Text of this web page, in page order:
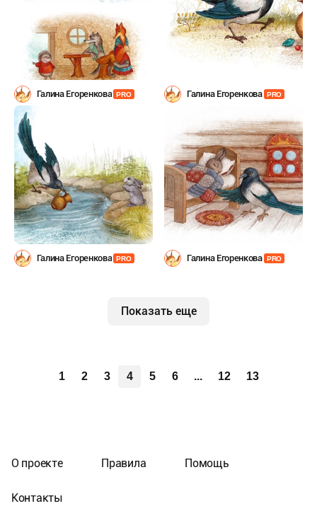
Галина Егоренкова PRO Галина Егоренкова PRO
Галина Егоренкова PRO Галина Егоренкова PRO
Показать еще
1 2 3 4 5 6 ... 12 13
О проекте Правила Помощь
Контакты